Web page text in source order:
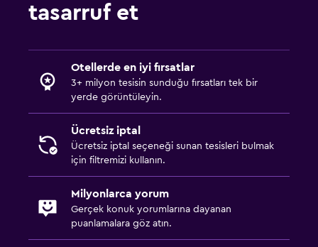
tasarruf et
Otellerde en iyi fırsatlar
3+ milyon tesisin sunduğu fırsatları tek bir
yerde görüntüleyin.
Ücretsiz iptal
Ücretsiz iptal seçeneği sunan tesisleri bulmak
için filtremizi kullanın.
Milyonlarca yorum
Gerçek konuk yorumlarına dayanan
puanlamalara göz atın.